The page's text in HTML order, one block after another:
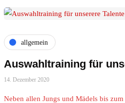
allgemein
Auswahltraining für
14. Dezember 2020
Neben allen Jungs und Mädels bis